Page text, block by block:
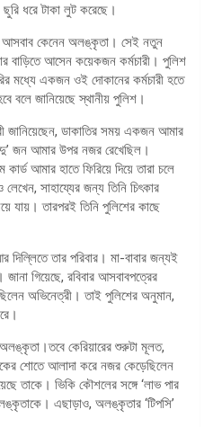
ধরে টাকা লুট করেছে।
আসবাব কেনেন অলঙ্কৃতা। সেই নতুন
বাড়িতে আসেন কয়েকজন কর্মচারী। পুলিশ
একজন ওই দোকানের কর্মচারী হতে
বলে জানিয়েছে স্থানীয় পুলিশ।
জানিয়েছেন, ডাকাতির সময় একজন আমার
জন আমার উপর নজর রেখেছিল।
আমার হাতে ফিরিয়ে দিয়ে তারা চলে
সাহায্যের জন্য তিনি চিৎকার
যায়। তারপরই তিনি পুলিশের কাছে
তার পরিবার। মা-বাবার জন্যই
গিয়েছে, রবিবার আসবাবপত্রের
অভিনেত্রী। তাই পুলিশের অনুমান,
কেরিয়ারের শুরুটা মূলত,
শোতে আলাদা করে নজর কেড়েছিলেন
তাকে। ভিকি কৌশলের সঙ্গে ‘লাভ পার
এছাড়াও, অলঙ্কৃতার ‘টিপসি’